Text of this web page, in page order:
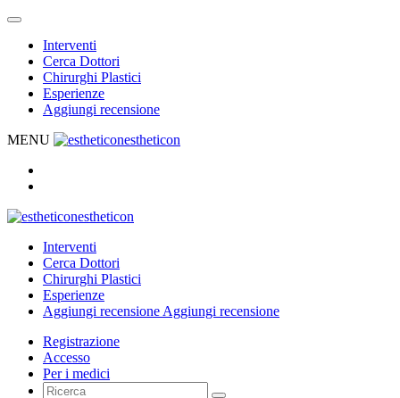
Interventi
Cerca Dottori
Chirurghi Plastici
Esperienze
Aggiungi recensione
MENU
estheticon
estheticon
Interventi
Cerca Dottori
Chirurghi Plastici
Esperienze
Aggiungi recensione Aggiungi recensione
Registrazione
Accesso
Per i medici